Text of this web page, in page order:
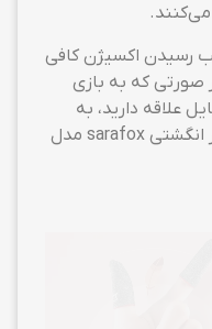
رسیدن اکسیژن کافی
که به بازی
علاقه دارید، به
هیچ عنوان از خرید کاور و عرق گیر انگشتی sarafox مدل